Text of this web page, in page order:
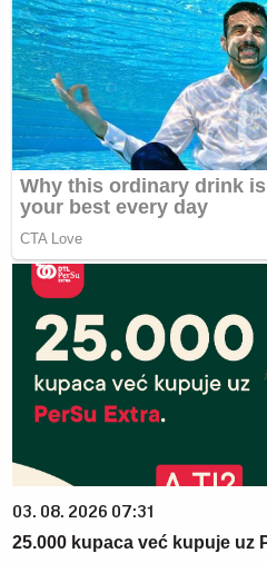
03. 08. 2026 07:31
25.000 kupaca već kupuje uz